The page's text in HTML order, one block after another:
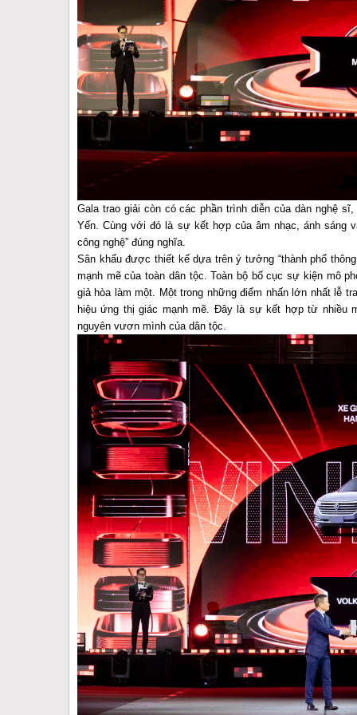
Gala trao giải còn có các phần trình diễn của dàn nghệ
Yến. Cùng với đó là sự kết hợp của âm nhạc, ánh sáng
công nghệ” đúng nghĩa.
Sân khấu được thiết kế dựa trên ý tưởng “thành phố
mạnh mẽ của toàn dân tộc. Toàn bộ bố cục sự kiện mô
giả hòa làm một. Một trong những điểm nhấn lớn nhất lễ
hiệu ứng thị giác mạnh mẽ. Đây là sự kết hợp từ
nguyên vươn mình của dân tộc.